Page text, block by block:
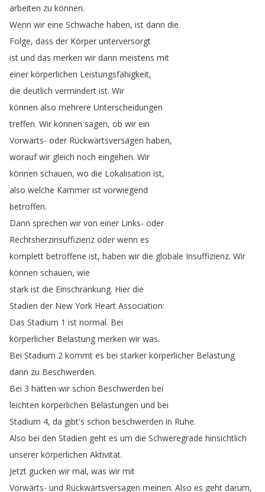
arbeiten zu können.
Wenn wir eine Schwäche haben, ist dann die
Folge, dass der Körper unterversorgt
ist und das merken wir dann meistens mit
einer körperlichen Leistungsfähigkeit,
die deutlich vermindert ist. Wir
können also mehrere Unterscheidungen
treffen. Wir können sagen, ob wir ein
Vorwärts- oder Rückwärtsversagen haben,
worauf wir gleich noch eingehen. Wir
können schauen, wo die Lokalisation ist,
also welche Kammer ist vorwiegend
betroffen.
Dann sprechen wir von einer Links- oder
Rechtsherzinsuffizienz oder wenn es
komplett betroffene ist, haben wir die globale Insuffizienz. Wir
können schauen, wie
stark ist die Einschränkung. Hier die
Stadien der New York Heart Association:
Das Stadium 1 ist normal. Bei
körperlicher Belastung merken wir was.
Bei Stadium 2 kommt es bei starker körperlicher Belastung
dann zu Beschwerden.
Bei 3 hätten wir schon Beschwerden bei
leichten körperlichen Belastungen und bei
Stadium 4, da gibt's schon beschwerden in Ruhe.
Also bei den Stadien geht es um die Schweregrade hinsichtlich
unserer körperlichen Aktivität.
Jetzt gucken wir mal, was wir mit
Vorwärts- und Rückwärtsversagen meinen. Also es geht darum,